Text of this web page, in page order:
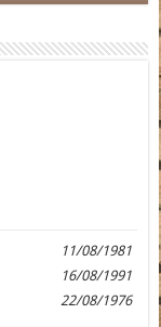
11/08/1981
16/08/1991
22/08/1976